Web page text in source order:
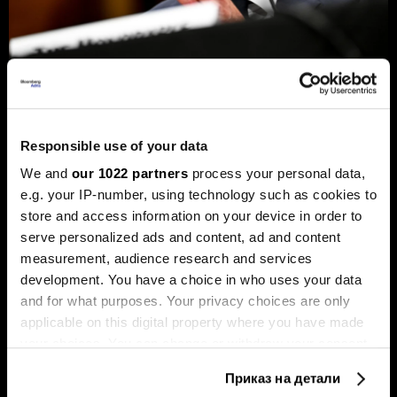
Responsible use of your data
We and our 1022 partners process your personal data,
e.g. your IP-number, using technology such as cookies to
store and access information on your device in order to
serve personalized ads and content, ad and content
measurement, audience research and services
development. You have a choice in who uses your data
and for what purposes. Your privacy choices are only
applicable on this digital property where you have made
Приказ на детали
Новиот шеф на Фед сака да ги
првиот потег
Новиот шеф на Фeд, Кевин Варш, ќе се обиде
агресивно да ја протурка агендата за намалување на
каматните стапки, но Марко Бјеговиќ од „Аркомина
рисрч“ предупредува дека за тоа ќе мора да ги
редефинира клучните економски индикатори и да ги
придобие скептичните колеги.